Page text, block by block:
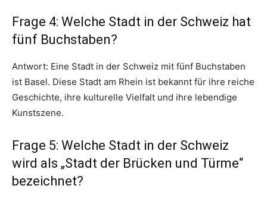
Frage 4: Welche Stadt in der Schweiz hat
fünf Buchstaben?
Antwort: Eine Stadt in der Schweiz mit fünf Buchstaben
ist Basel. Diese Stadt am Rhein ist bekannt für ihre reiche
Geschichte, ihre kulturelle Vielfalt und ihre lebendige
Kunstszene.
Frage 5: Welche Stadt in der Schweiz
wird als „Stadt der Brücken und Türme“
bezeichnet?